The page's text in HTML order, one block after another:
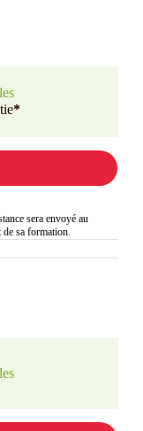
*
sera envoyé au
sa formation.